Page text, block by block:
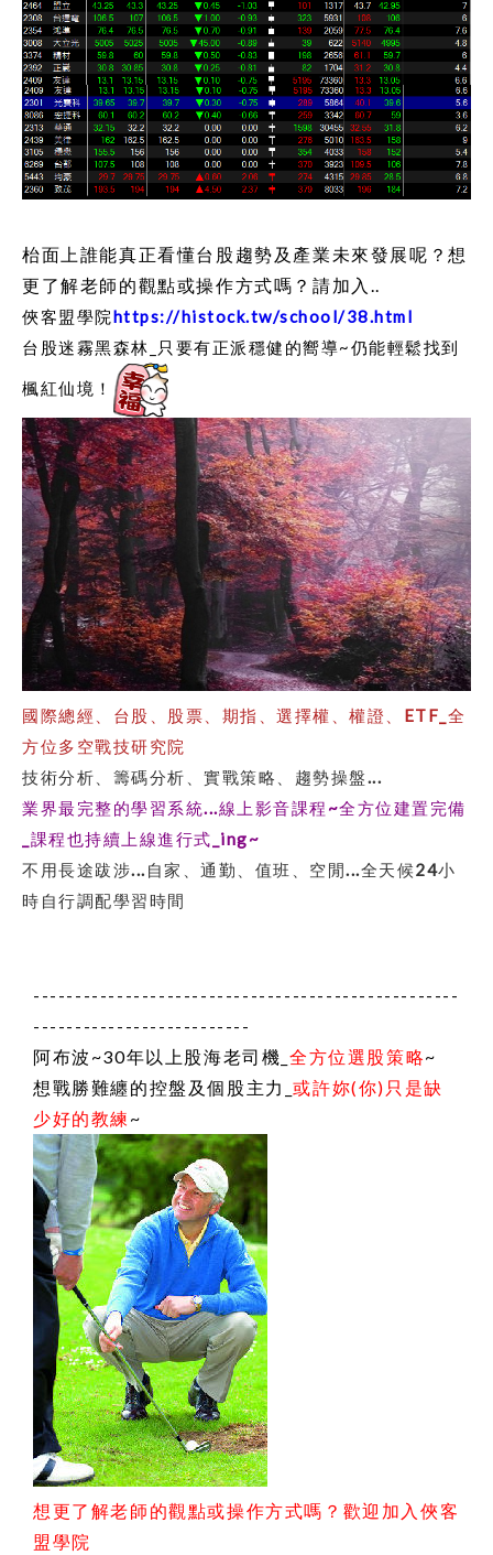
枱面上誰能真正看懂台股趨勢及產業未來發展呢？想
更了解老師的觀點或操作方式嗎？請加入..
俠客盟學院https://histock.tw/school/38.html
台股迷霧黑森林_只要有正派穩健的嚮導~仍能輕鬆找到
楓紅仙境！
國際總經、台股、股票、期指、選擇權、權證、ETF_全
方位多空戰技研究院
技術分析、籌碼分析、實戰策略、趨勢操盤...
業界最完整的學習系統...線上影音課程~全方位建置完備
_課程也持續上線進行式_ing~
不用長途跋涉...自家、通勤、值班、空閒...全天候24小
時 自行調配學習時間
---------------------------------------------------
--------------------------
阿布波~30年以上股海老司機_全方位選股策略~
想戰勝難纏的控盤及個股主力_或許妳(你)只是缺
少好的教練 ~
想更了解老師的觀點或操作方式嗎？歡迎加入俠客
盟學院